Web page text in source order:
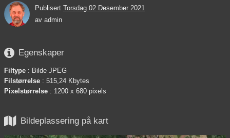
Publisert Torsdag 02 Desember 2021
av admin
 Egenskaper
Filtype : Bilde JPEG
Filstørrelse : 515,24 Kbytes
Pixelstørrelse : 1200 x 680 pixels
 Bildeplassering på kart